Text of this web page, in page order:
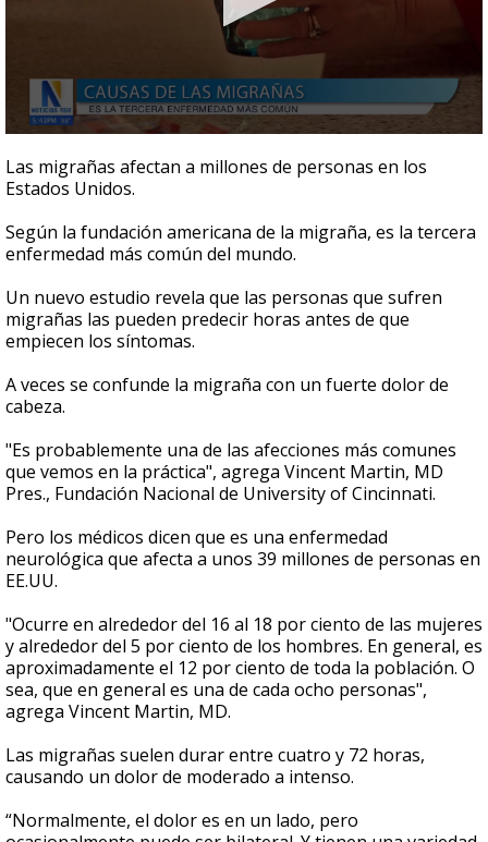
seconds
of
1
55
seconds
Las migrañas afectan a millones de personas en los
Estados Unidos.
Según la fundación americana de la migraña, es la tercera
enfermedad más común del mundo.
Un nuevo estudio revela que las personas que sufren
migrañas las pueden predecir horas antes de que
empiecen los síntomas.
A veces se confunde la migraña con un fuerte dolor de
cabeza.
"Es probablemente una de las afecciones más comunes
que vemos en la práctica", agrega Vincent Martin, MD
Pres., Fundación Nacional de University of Cincinnati.
Pero los médicos dicen que es una enfermedad
neurológica que afecta a unos 39 millones de personas en
EE.UU.
"Ocurre en alrededor del 16 al 18 por ciento de las mujeres
y alrededor del 5 por ciento de los hombres. En general, es
aproximadamente el 12 por ciento de toda la población. O
sea, que en general es una de cada ocho personas",
agrega Vincent Martin, MD.
Las migrañas suelen durar entre cuatro y 72 horas,
causando un dolor de moderado a intenso.
“Normalmente, el dolor es en un lado, pero